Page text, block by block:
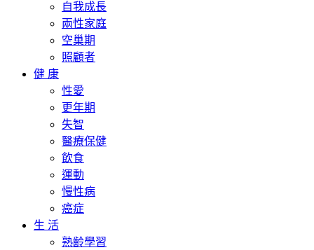
自我成長
兩性家庭
空巢期
照顧者
健 康
性愛
更年期
失智
醫療保健
飲食
運動
慢性病
癌症
生 活
熟齡學習